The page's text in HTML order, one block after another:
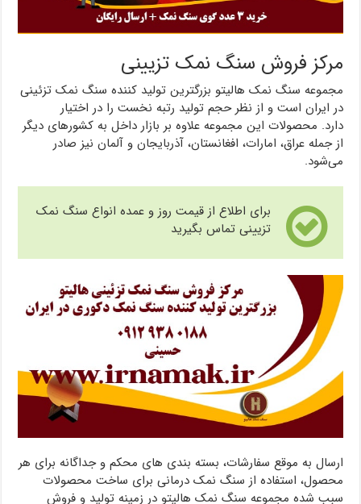
مرکز فروش سنگ نمک تزیینی
مجموعه سنگ نمک هالیتو بزرگترین تولید کننده سنگ نمک تزئینی
در ایران است و از نظر حجم تولید رتبه نخست را در اختیار
دارد. محصولات این مجموعه علاوه بر بازار داخل به کشورهای دیگر
از جمله عراق، امارات، افغانستان، آذربایجان و آلمان نیز صادر
می‌شود.
برای اطلاع از قیمت روز و عمده انواع سنگ نمک
تزیینی تماس بگیرید
ارسال به موقع سفارشات، بسته بندی های محکم و جداگانه برای هر
محصول، استفاده از سنگ نمک درمانی برای ساخت محصولات
سبب شده مجموعه سنگ نمک هالیتو در زمینه تولید و فروش